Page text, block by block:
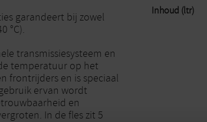
garandeert bij zowel
°C).
transmissiesysteem en
temperatuur op het
frontrijders en is speciaal
ervan wordt
en
In de fles zit 5
Inhoud (ltr)